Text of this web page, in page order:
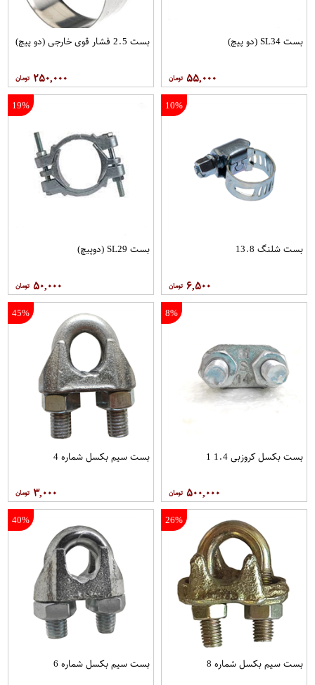
بست SL34 (دو پیچ)
۵۵,۰۰۰
بست 2.5 فشار قوی خارجی (دو پیچ)
۲۵۰,۰۰۰
10%
بست شلنگ 13.8
۶,۵۰۰
19%
بست SL29 (دوپیچ)
۵۰,۰۰۰
8%
بست بکسل کروزبی 1.4 1
۵۰۰,۰۰۰
45%
بست سیم بکسل شماره 4
۳,۰۰۰
26%
بست سیم بکسل شماره 8
40%
بست سیم بکسل شماره 6